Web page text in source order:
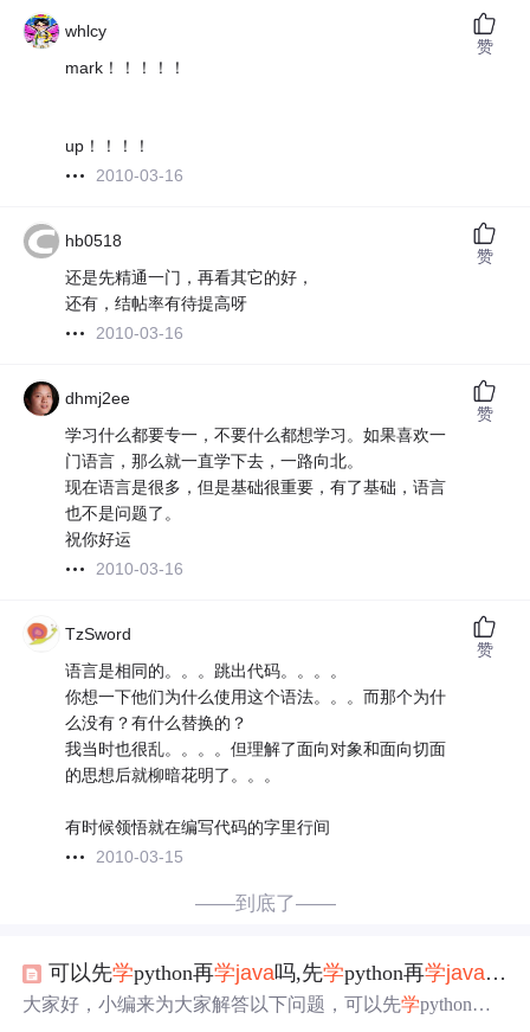
whlcy
mark！！！！！
up！！！！
2010-03-16
赞
hb0518
还是先精通一门，再看其它的好，
还有，结帖率有待提高呀
2010-03-16
赞
dhmj2ee
学习什么都要专一，不要什么都想学习。如果喜欢一
门语言，那么就一直学下去，一路向北。
现在语言是很多，但是基础很重要，有了基础，语言
也不是问题了。
祝你好运
2010-03-16
赞
TzSword
语言是相同的。。。跳出代码。。。。
你想一下他们为什么使用这个语法。。。而那个为什
么没有？有什么替换的？
我当时也很乱。。。。但理解了面向对象和面向切面
的思想后就柳暗花明了。。。
有时候领悟就在编写代码的字里行间
2010-03-15
赞
——到底了——
可以先学python再学java吗,先学python再学java可
大家好，小编来为大家解答以下问题，可以先学python再